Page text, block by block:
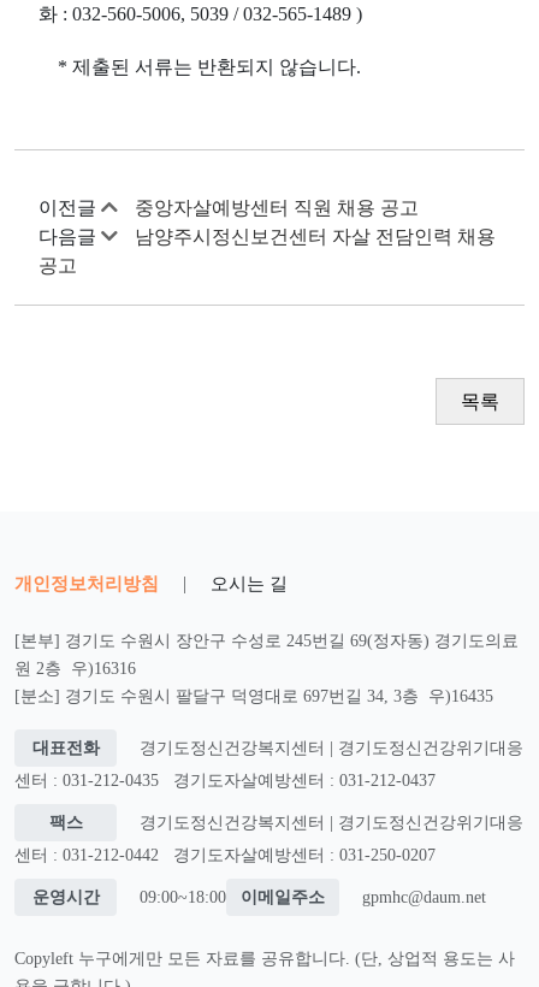
화 : 032-560-5006, 5039 / 032-565-1489 )
* 제출된 서류는 반환되지 않습니다.
이전글
중앙자살예방센터 직원 채용 공고
다음글
남양주시정신보건센터 자살 전담인력 채용
공고
목록
개인정보처리방침 | 오시는 길
[본부] 경기도 수원시 장안구 수성로 245번길 69(정자동) 경기도의료
원 2층 우)16316
[분소] 경기도 수원시 팔달구 덕영대로 697번길 34, 3층 우)16435
대표전화
경기도정신건강복지센터 | 경기도정신건강위기대응
센터 : 031-212-0435
경기도자살예방센터 : 031-212-0437
팩스
경기도정신건강복지센터 | 경기도정신건강위기대응
센터 : 031-212-0442
경기도자살예방센터 : 031-250-0207
운영시간 09:00~18:00 이메일주소 gpmhc@daum.net
Copyleft 누구에게만 모든 자료를 공유합니다. (단, 상업적 용도는 사